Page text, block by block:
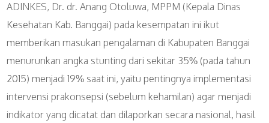
ADINKES, Dr. dr. Anang Otoluwa, MPPM (Kepala Dinas
Kesehatan Kab. Banggai) pada kesempatan ini ikut
memberikan masukan pengalaman di Kabupaten Banggai
menurunkan angka stunting dari sekitar 35% (pada tahun
2015) menjadi 19% saat ini, yaitu pentingnya implementasi
intervensi prakonsepsi (sebelum kehamilan) agar menjadi
indikator yang dicatat dan dilaporkan secara nasional, hasil